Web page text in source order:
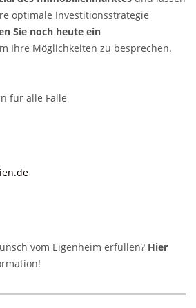
optimale Investitionsstrategie
Sie noch heute ein
Ihre Möglichkeiten zu besprechen.
für alle Fälle
vom Eigenheim erfüllen? Hier